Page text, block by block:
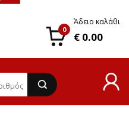
0
Άδειο καλάθι
€ 0.00